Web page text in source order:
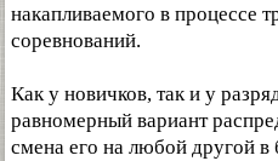
накапливаемого в процессе
соревнований.
Как у новичков, так и у
равномерный вариант
смена его на любой другой в